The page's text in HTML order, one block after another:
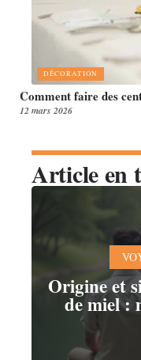
DÉCORATION
Comment faire des
12 mars 2026
Article en
Origine et
de miel :